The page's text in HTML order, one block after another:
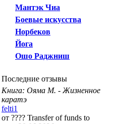
Мантэк Чиа
Боевые искусства
Норбеков
Йога
Ошо Раджниш
Последние отзывы
Книга: Ояма М. - Жизненное
каратэ
felti1
от ???? Transfer of funds to